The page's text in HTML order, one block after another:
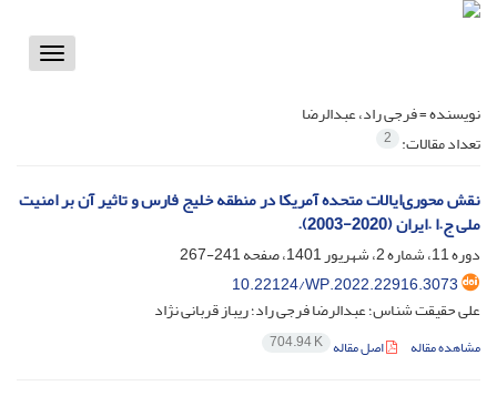
Toggle
نویسنده =فرجی راد، عبدالرضا
تعداد مقالات: 2
نقش محوری‌‌‌‌‌ایالات متحده آمریکا در منطقه خلیج فارس و تاثیر آن بر امنیت
ملی ج.ا .ایران (2020-2003).
دوره 11، شماره 2، شهریور 1401، صفحه
241-267
10.22124/WP.2022.22916.3073
علی حقیقت شناس؛ عبدالرضا فرجی راد؛ ریباز قربانی نژاد
مشاهده مقاله اصل مقاله 704.94 K